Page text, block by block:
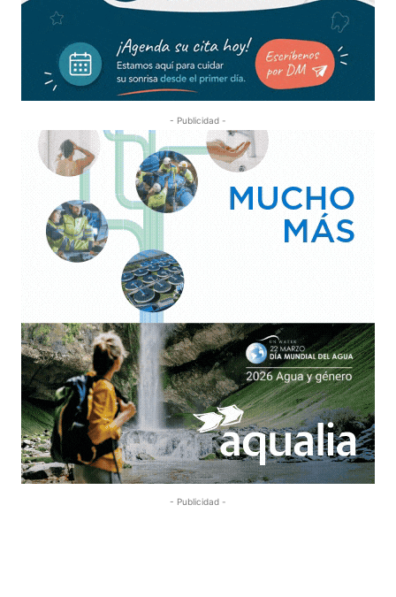
- Publicidad -
- Publicidad -